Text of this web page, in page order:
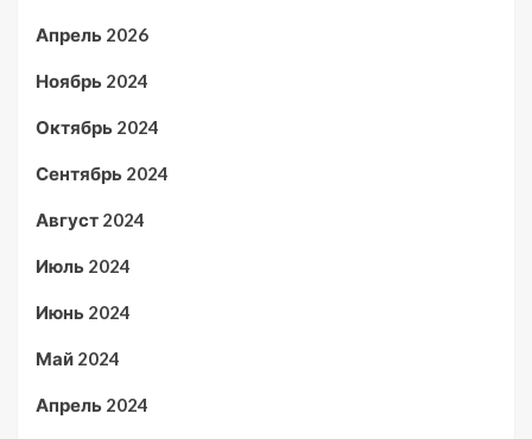
Апрель 2026
Ноябрь 2024
Октябрь 2024
Сентябрь 2024
Август 2024
Июль 2024
Июнь 2024
Май 2024
Апрель 2024